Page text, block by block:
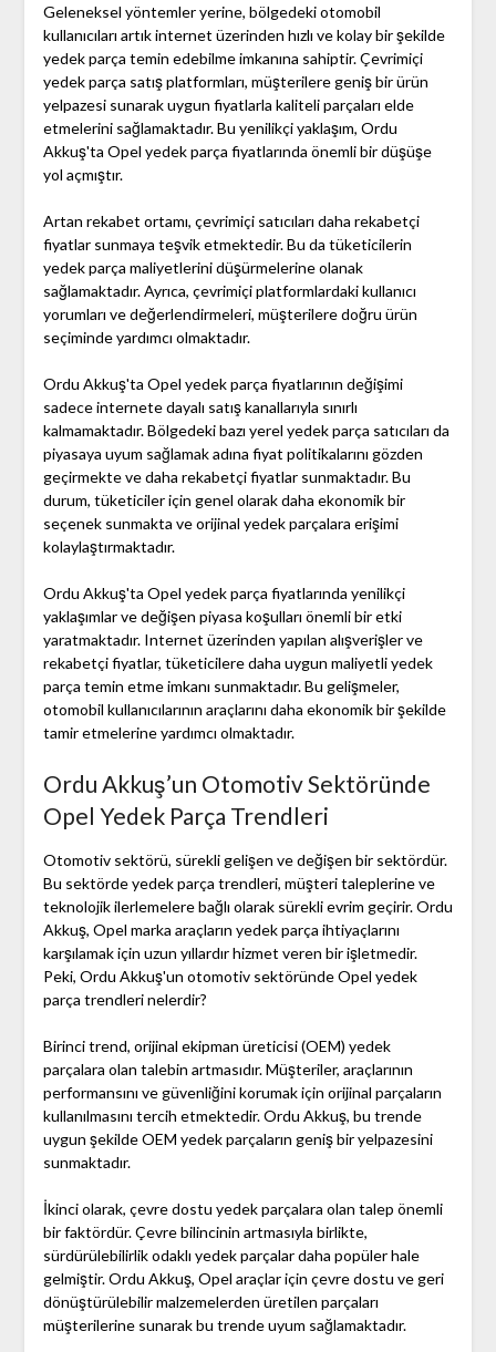
Geleneksel yöntemler yerine, bölgedeki otomobil
kullanıcıları artık internet üzerinden hızlı ve kolay bir şekilde
yedek parça temin edebilme imkanına sahiptir. Çevrimiçi
yedek parça satış platformları, müşterilere geniş bir ürün
yelpazesi sunarak uygun fiyatlarla kaliteli parçaları elde
etmelerini sağlamaktadır. Bu yenilikçi yaklaşım, Ordu
Akkuş'ta Opel yedek parça fiyatlarında önemli bir düşüşe
yol açmıştır.
Artan rekabet ortamı, çevrimiçi satıcıları daha rekabetçi
fiyatlar sunmaya teşvik etmektedir. Bu da tüketicilerin
yedek parça maliyetlerini düşürmelerine olanak
sağlamaktadır. Ayrıca, çevrimiçi platformlardaki kullanıcı
yorumları ve değerlendirmeleri, müşterilere doğru ürün
seçiminde yardımcı olmaktadır.
Ordu Akkuş'ta Opel yedek parça fiyatlarının değişimi
sadece internete dayalı satış kanallarıyla sınırlı
kalmamaktadır. Bölgedeki bazı yerel yedek parça satıcıları da
piyasaya uyum sağlamak adına fiyat politikalarını gözden
geçirmekte ve daha rekabetçi fiyatlar sunmaktadır. Bu
durum, tüketiciler için genel olarak daha ekonomik bir
seçenek sunmakta ve orijinal yedek parçalara erişimi
kolaylaştırmaktadır.
Ordu Akkuş'ta Opel yedek parça fiyatlarında yenilikçi
yaklaşımlar ve değişen piyasa koşulları önemli bir etki
yaratmaktadır. Internet üzerinden yapılan alışverişler ve
rekabetçi fiyatlar, tüketicilere daha uygun maliyetli yedek
parça temin etme imkanı sunmaktadır. Bu gelişmeler,
otomobil kullanıcılarının araçlarını daha ekonomik bir şekilde
tamir etmelerine yardımcı olmaktadır.
Ordu Akkuş’un Otomotiv Sektöründe
Opel Yedek Parça Trendleri
Otomotiv sektörü, sürekli gelişen ve değişen bir sektördür.
Bu sektörde yedek parça trendleri, müşteri taleplerine ve
teknolojik ilerlemelere bağlı olarak sürekli evrim geçirir. Ordu
Akkuş, Opel marka araçların yedek parça ihtiyaçlarını
karşılamak için uzun yıllardır hizmet veren bir işletmedir.
Peki, Ordu Akkuş'un otomotiv sektöründe Opel yedek
parça trendleri nelerdir?
Birinci trend, orijinal ekipman üreticisi (OEM) yedek
parçalara olan talebin artmasıdır. Müşteriler, araçlarının
performansını ve güvenliğini korumak için orijinal parçaların
kullanılmasını tercih etmektedir. Ordu Akkuş, bu trende
uygun şekilde OEM yedek parçaların geniş bir yelpazesini
sunmaktadır.
İkinci olarak, çevre dostu yedek parçalara olan talep önemli
bir faktördür. Çevre bilincinin artmasıyla birlikte,
sürdürülebilirlik odaklı yedek parçalar daha popüler hale
gelmiştir. Ordu Akkuş, Opel araçlar için çevre dostu ve geri
dönüştürülebilir malzemelerden üretilen parçaları
müşterilerine sunarak bu trende uyum sağlamaktadır.